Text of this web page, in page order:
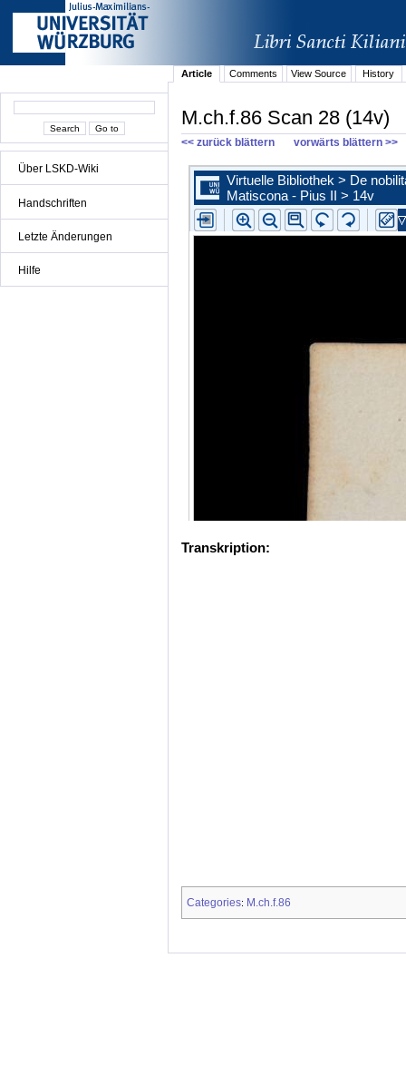
Über LSKD-Wiki
Handschriften
Letzte Änderungen
Hilfe
Article Comments View Source History
M.ch.f.86 Scan 28 (14v)
<< zurück blättern vorwärts blättern >>
Transkription:
Categories: M.ch.f.86